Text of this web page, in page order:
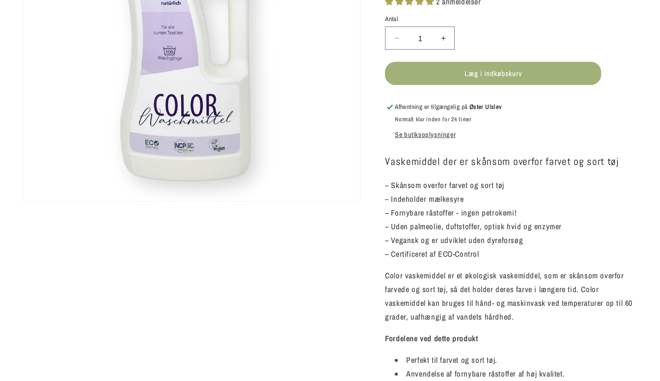
Antal
Antal
Reducer
antallet
for
Natürlich
Flydende
vaskemiddel
kulørt
sort
vask
Øg
antallet
for
Ulrich
Natürlich
Flydende
vaskemiddel
kulørt
sort
vask
Læg i indkøbskurv
Afhentning er tilgængelig på Øster Ulslev
Normalt klar inden for 24 timer
Se butiksoplysninger
Vaskemiddel der er skånsom overfor farvet og sort tøj
– Skånsom overfor farvet og sort tøj
– Indeholder mælkesyre
– Fornybare råstoffer - ingen petrokemi!
– Uden palmeolie, duftstoffer, optisk hvid og enzymer
– Vegansk og er udviklet uden dyreforsøg
– Certificeret af ECO-Control
Color vaskemiddel er et økologisk vaskemiddel, som er skånsom overfor
farvede og sort tøj, så det holder deres farve i længere tid. Color
vaskemiddel kan bruges til hånd- og maskinvask ved temperaturer op til 60
grader, uafhængig af vandets hårdhed.
Fordelene ved dette produkt
Perfekt til farvet og sort tøj.
Anvendelse af fornybare råstoffer af høj kvalitet.